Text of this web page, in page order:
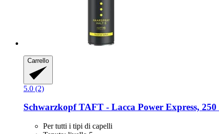
Carrello
5.0 (2)
SchwarzkopfTAFT -​ Lacca Power Express, 250
Per tutti i tipi di capelli